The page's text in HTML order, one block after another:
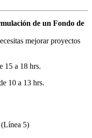
de un Fondo de
mejorar proyectos
15 a 18 hrs.
10 a 13 hrs.
5)